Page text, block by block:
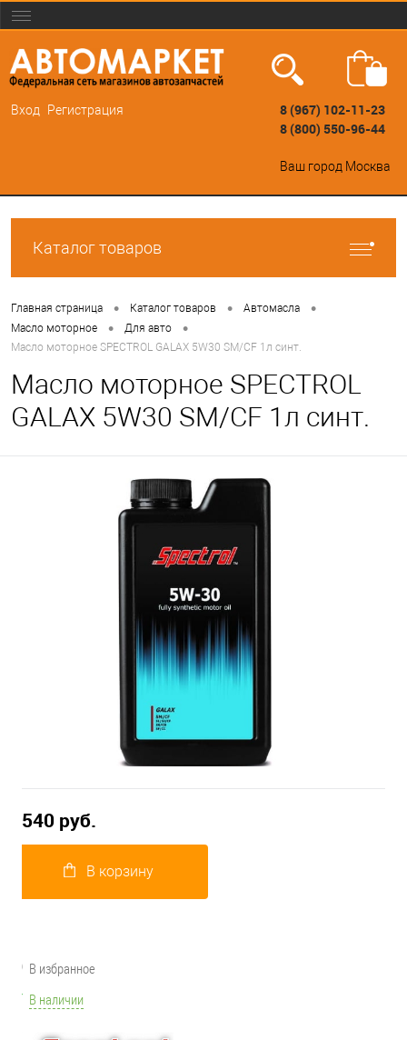
Вход Регистрация
8 (967) 102-11-23
8 (800) 550-96-44
Ваш город Москва
Каталог товаров
Главная страница • Каталог товаров • Автомасла •
Масло моторное • Для авто •
Масло моторное SPECTROL GALAX 5W30 SМ/CF 1л синт.
Масло моторное SPECTROL
GALAX 5W30 SМ/CF 1л синт.
540 руб.
В корзину
В избранное
В наличии